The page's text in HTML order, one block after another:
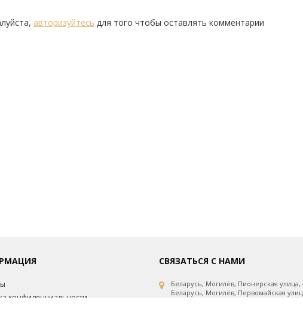
авторизуйтесь для того чтобы оставлять комментарии
конфиденциальности
СВЯЗАТЬСЯ С НАМИ
Беларусь, Могилёв, Пионерская улица,
Беларусь, Могилёв, Первомайская